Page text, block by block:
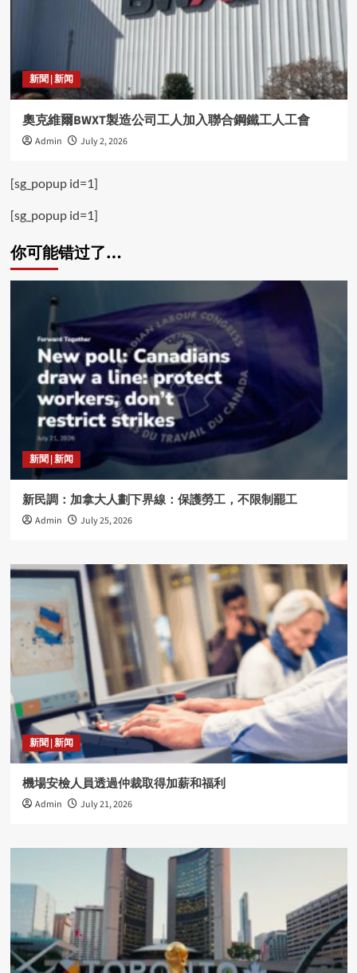
新聞 | 新闻
奧克維爾BWXT製造公司工人加入聯合鋼鐵工人工會
Admin July 2, 2026
[sg_popup id=1]
[sg_popup id=1]
你可能错过了…
新聞 | 新闻
新民調：加拿大人劃下界線：保護勞工，不限制罷工
Admin July 25, 2026
新聞 | 新闻
機場安檢人員透過仲裁取得加薪和福利
Admin July 21, 2026